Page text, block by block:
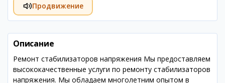
Продвижение
Описание
Ремонт стабилизаторов напряжения Мы предоставляем
высококачественные услуги по ремонту стабилизаторов
напряжения. Мы обладаем многолетним опытом в